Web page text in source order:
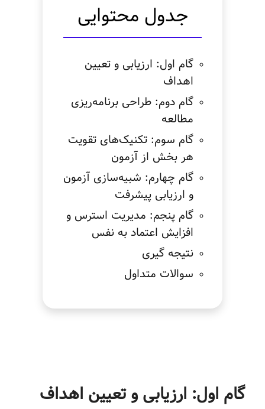
جدول محتوایی
گام اول: ارزیابی و تعیین
اهداف
گام دوم: طراحی برنامه‌ریزی
مطالعه
گام سوم: تکنیک‌های تقویت
هر بخش از آزمون
گام چهارم: شبیه‌سازی آزمون
و ارزیابی پیشرفت
گام پنجم: مدیریت استرس و
افزایش اعتماد به نفس
نتیجه گیری
سوالات متداول
گام اول: ارزیابی و تعیین اهداف